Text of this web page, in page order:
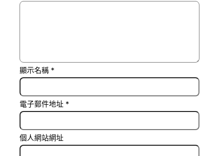
顯示名稱 *
電子郵件地址 *
個人網站網址